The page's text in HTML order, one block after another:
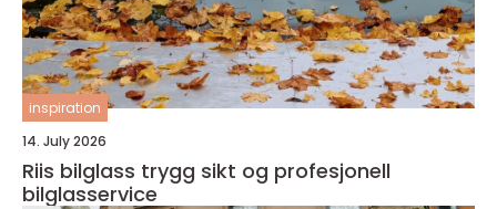
inspiration
14. July 2026
Riis bilglass trygg sikt og profesjonell
bilglasservice